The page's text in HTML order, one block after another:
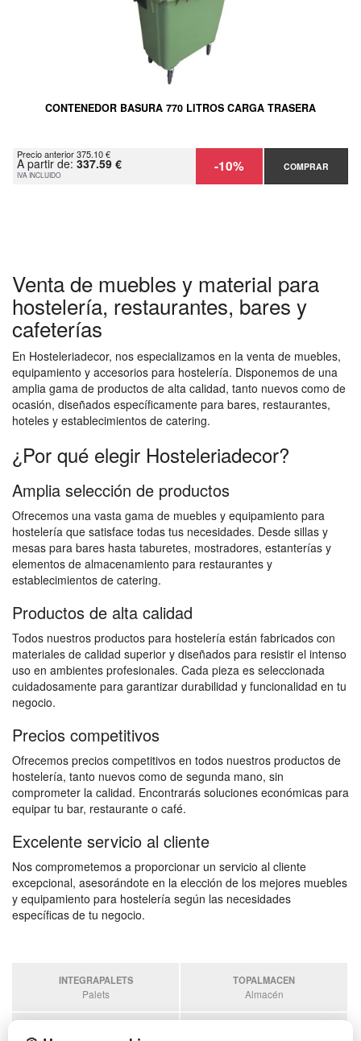
CONTENEDOR BASURA 770 LITROS CARGA TRASERA
Precio anterior 375.10 €
A partir de: 337.59 €
IVA INCLUIDO -10% COMPRAR
Venta de muebles y material para
hostelería, restaurantes, bares y
cafeterías
En Hosteleriadecor, nos especializamos en la venta de muebles,
equipamiento y accesorios para hostelería. Disponemos de una
amplia gama de productos de alta calidad, tanto nuevos como de
ocasión, diseñados específicamente para bares, restaurantes,
hoteles y establecimientos de catering.
¿Por qué elegir Hosteleriadecor?
Amplia selección de productos
Ofrecemos una vasta gama de muebles y equipamiento para
hostelería que satisface todas tus necesidades. Desde sillas y
mesas para bares hasta taburetes, mostradores, estanterías y
elementos de almacenamiento para restaurantes y
establecimientos de catering.
Productos de alta calidad
Todos nuestros productos para hostelería están fabricados con
materiales de calidad superior y diseñados para resistir el intenso
uso en ambientes profesionales. Cada pieza es seleccionada
cuidadosamente para garantizar durabilidad y funcionalidad en tu
negocio.
Precios competitivos
Ofrecemos precios competitivos en todos nuestros productos de
hostelería, tanto nuevos como de segunda mano, sin
comprometer la calidad. Encontrarás soluciones económicas para
equipar tu bar, restaurante o café.
Excelente servicio al cliente
Nos comprometemos a proporcionar un servicio al cliente
excepcional, asesorándote en la elección de los mejores muebles
y equipamiento para hostelería según las necesidades
específicas de tu negocio.
INTEGRAPALETS
Palets
TOPALMACEN
Almacén